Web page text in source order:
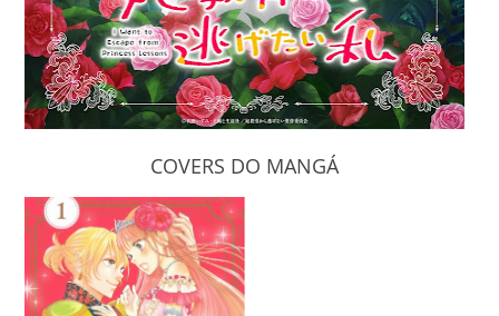
COVERS DO MANGÁ